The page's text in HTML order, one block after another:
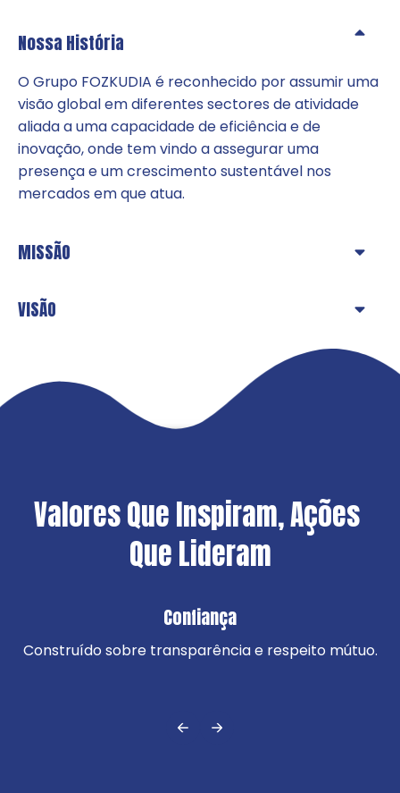
Nossa História
O Grupo FOZKUDIA é reconhecido por assumir uma
visão global em diferentes sectores de atividade
aliada a uma capacidade de eficiência e de
inovação, onde tem vindo a assegurar uma
presença e um crescimento sustentável nos
mercados em que atua.
MISSÃO
VISÃO
Valores Que Inspiram, Ações
Que Lideram
Confiança
Construído sobre transparência e respeito mútuo.